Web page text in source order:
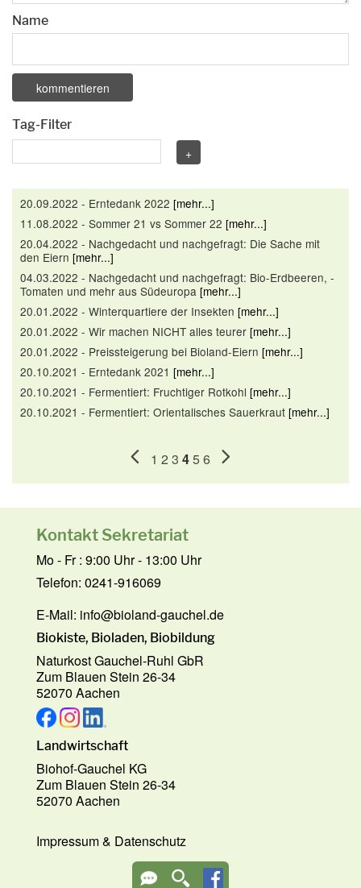
Name
Tag-Filter
20.09.2022 - Erntedank 2022 [mehr...]
11.08.2022 - Sommer 21 vs Sommer 22 [mehr...]
20.04.2022 - Nachgedacht und nachgefragt: Die Sache mit
den Eiern [mehr...]
04.03.2022 - Nachgedacht und nachgefragt: Bio-Erdbeeren, -
Tomaten und mehr aus Südeuropa [mehr...]
20.01.2022 - Winterquartiere der Insekten [mehr...]
20.01.2022 - Wir machen NICHT alles teurer [mehr...]
20.01.2022 - Preissteigerung bei Bioland-Eiern [mehr...]
20.10.2021 - Erntedank 2021 [mehr...]
20.10.2021 - Fermentiert: Fruchtiger Rotkohl [mehr...]
20.10.2021 - Fermentiert: Orientalisches Sauerkraut [mehr...]
1 2 3 456
Kontakt Sekretariat
Mo - Fr : 9:00 Uhr - 13:00 Uhr
Telefon: 0241-916069
E-Mail: info@bioland-gauchel.de
Biokiste, Bioladen, Biobildung
Naturkost Gauchel-Ruhl GbR
Zum Blauen Stein 26-34
52070 Aachen
Landwirtschaft
Biohof-Gauchel KG
Zum Blauen Stein 26-34
52070 Aachen
Impressum& Datenschutz